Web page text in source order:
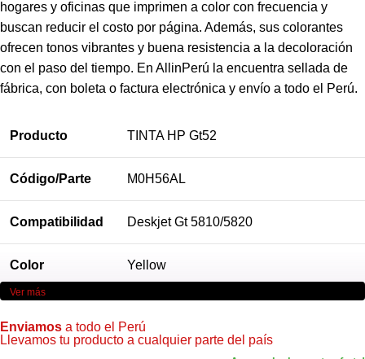
hogares y oficinas que imprimen a color con frecuencia y
buscan reducir el costo por página. Además, sus colorantes
ofrecen tonos vibrantes y buena resistencia a la decoloración
con el paso del tiempo. En AllinPerú la encuentra sellada de
fábrica, con boleta o factura electrónica y envío a todo el Perú.
Producto TINTA HP Gt52
Código/Parte M0H56AL
Compatibilidad Deskjet Gt 5810/5820
Color Yellow
Hewlett-Packard
Ver más
Enviamos a todo el Perú
Llevamos tu producto a cualquier parte del país